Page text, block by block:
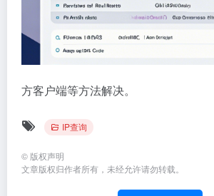
方客户端等方法解决。
IP查询
© 版权声明
文章版权归作者所有，未经允许请勿转载。